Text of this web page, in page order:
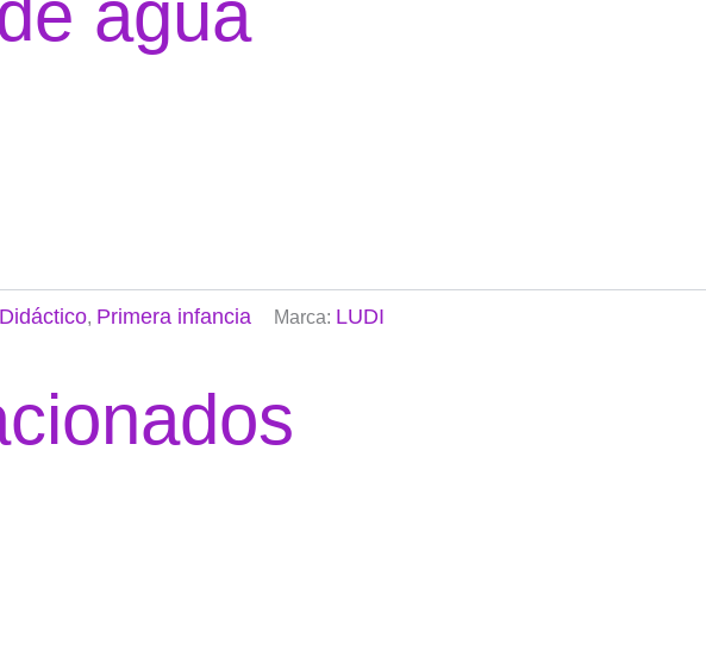
agua
, Primera infancia Marca: LUDI